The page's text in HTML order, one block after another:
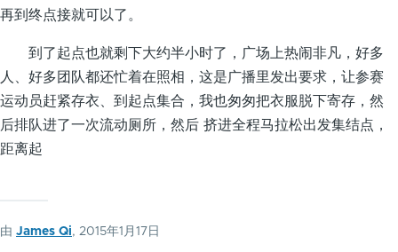
再到终点接就可以了。
到了起点也就剩下大约半小时了，广场上热闹非凡，好多
人、好多团队都还忙着在照相，这是广播里发出要求，让参赛
运动员赶紧存衣、到起点集合，我也匆匆把衣服脱下寄存，然
后排队进了一次流动厕所，然后 挤进全程马拉松出发集结点，
距离起
由 James Qi, 2015年1月17日